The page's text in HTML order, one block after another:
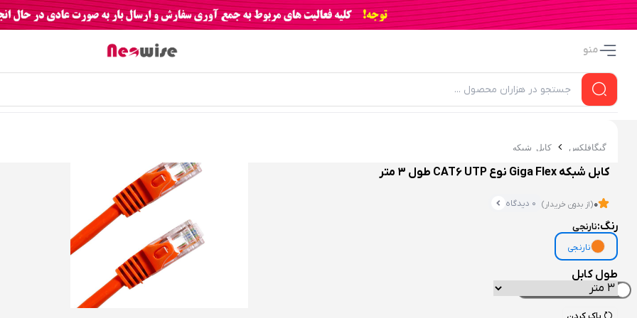
منو
۰ بازدید در ۲۴ ساعت اخیر
۰ خریدار در ۱ ماه اخیر
گیگافلکس کابل شبکه
کابل شبکه Giga Flex نوع CAT6 UTP طول 3 متر
0(از بدون خریدار) 0 دیدگاه
رنگ:نارنجی
نارنجی
طول کابل